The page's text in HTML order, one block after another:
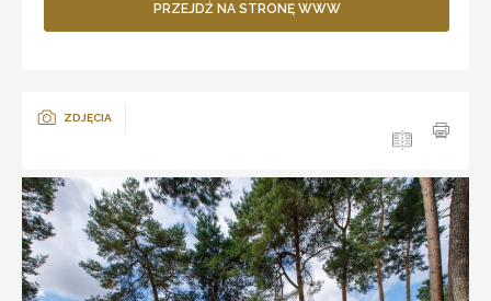
PRZEJDŹ NA STRONĘ WWW
ZDJĘCIA